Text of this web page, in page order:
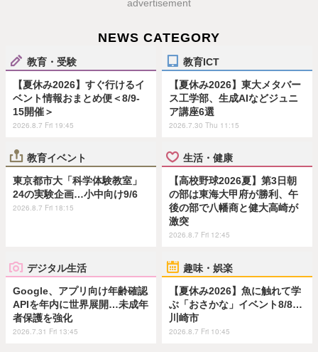
advertisement
NEWS CATEGORY
教育・受験
【夏休み2026】すぐ行けるイ
ベント情報おまとめ便＜8/9-
15開催＞
2026.8.7 Fri 19:45
教育ICT
【夏休み2026】東大メタバー
ス工学部、生成AIなどジュニ
ア講座6選
2026.7.30 Thu 11:15
教育イベント
東京都市大「科学体験教室」
24の実験企画…小中向け9/6
2026.8.7 Fri 18:15
生活・健康
【高校野球2026夏】第3日朝
の部は東海大甲府が勝利、午
後の部で八幡商と健大高崎が
激突
2026.8.7 Fri 12:45
デジタル生活
Google、アプリ向け年齢確認
APIを年内に世界展開…未成年
者保護を強化
2026.7.31 Fri 13:45
趣味・娯楽
【夏休み2026】魚に触れて学
ぶ「おさかな」イベント8/8…
川崎市
2026.8.7 Fri 10:45